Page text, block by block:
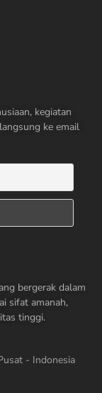
bergerak dalam
sifat amanah,
tinggi.
- Indonesia
kegiatan
ke email